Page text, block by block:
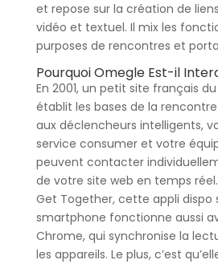
et repose sur la création de
vidéo et textuel. Il mix les
purposes de rencontres et
Pourquoi Omegle Est-il
En 2001, un petit site français
établit les bases de la
aux déclencheurs intelligents,
service consumer et votre
peuvent contacter
de votre site web en temps
Get Together, cette appli dispo
smartphone fonctionne aussi
Chrome, qui synchronise la
les appareils. Le plus, c’est